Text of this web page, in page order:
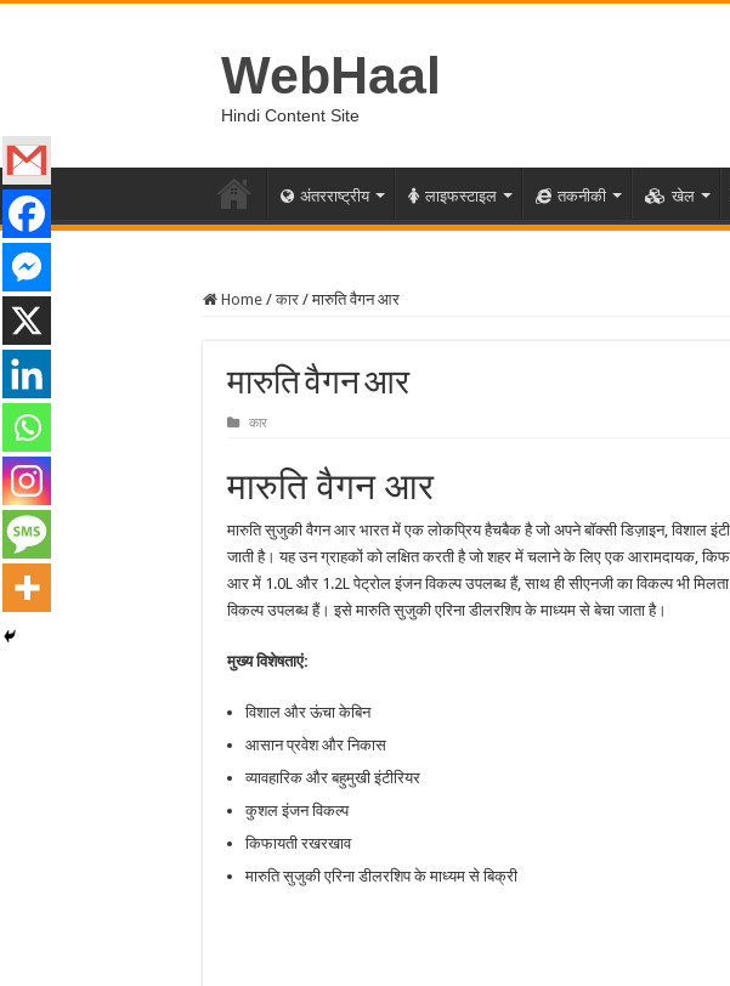
WebHaal
Hindi Content Site
अंतरराष्ट्रीय लाइफस्टाइल तकनीकी खेल
Home / कार / मारुति वैगन आर
मारुति वैगन आर
कार
मारुति वैगन आर
मारुति सुजुकी वैगन आर भारत में एक लोकप्रिय हैचबैक है जो अपने बॉक्सी डिज़ाइन, विशाल
जाती है। यह उन ग्राहकों को लक्षित करती है जो शहर में चलाने के लिए एक आरामदायक,
आर में 1.0L और 1.2L पेट्रोल इंजन विकल्प उपलब्ध हैं, साथ ही सीएनजी का विकल्प भी
विकल्प उपलब्ध हैं। इसे मारुति सुजुकी एरिना डीलरशिप के माध्यम से बेचा जाता है।
मुख्य विशेषताएं:
विशाल और ऊंचा केबिन
आसान प्रवेश और निकास
व्यावहारिक और बहुमुखी इंटीरियर
कुशल इंजन विकल्प
किफायती रखरखाव
मारुति सुजुकी एरिना डीलरशिप के माध्यम से बिक्री